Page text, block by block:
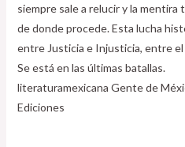
siempre sale a relucir y la
de donde procede. Esta lucha
entre Justicia e Injusticia, entre el
Se está en las últimas batallas.
literaturamexicana Gente de
Ediciones